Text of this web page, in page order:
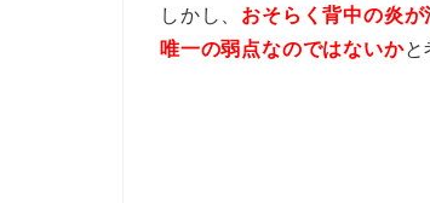
しかし、 おそらく背中の炎
唯一の弱点なのではないかと